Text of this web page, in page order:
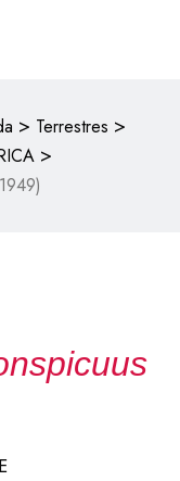
> Terrestres >
>